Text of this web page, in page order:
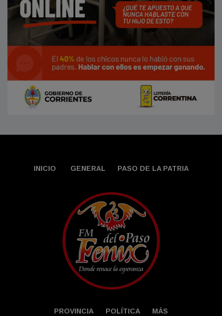
INICIO GENERAL PASO DE LA PATRIA
PROVINCIA POLÍTICA MÁS